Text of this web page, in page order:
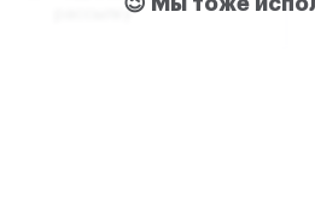
рассылку